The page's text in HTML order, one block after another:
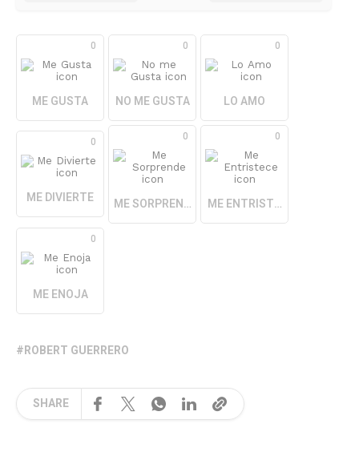
0
ME GUSTA
0
NO ME GUSTA
0
LO AMO
0
ME DIVIERTE
0
ME SORPRENDE
0
ME ENTRISTECE
0
ME ENOJA
ROBERT GUERRERO
SHARE